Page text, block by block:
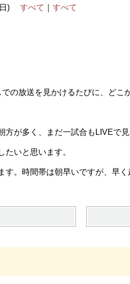
) すべて すべて
の放送を見かけるたびに、どこ
が多く、まだ一試合もLIVEで見
いと思います。
。時間帯は朝早いですが、早く